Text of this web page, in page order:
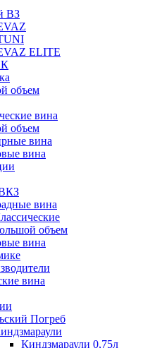
ВЗ
ELITE
объем
вина
объем
вина
вина
вина
объем
вина
вина
Погреб
Киндзмараули 0,75л